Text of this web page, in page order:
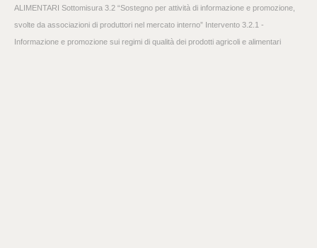
ALIMENTARI Sottomisura 3.2 “Sostegno per attività di informazione e promozione,
svolte da associazioni di produttori nel mercato interno” Intervento 3.2.1 -
Informazione e promozione sui regimi di qualità dei prodotti agricoli e alimentari